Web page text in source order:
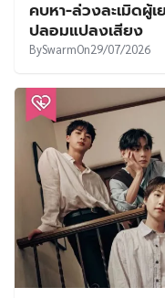
คบหา-ล่วงละเมิดผู้
ปลอมแปลงเสียง
BySwarmOn29/07/2026